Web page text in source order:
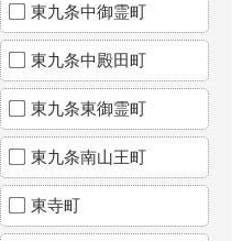
東九条中御霊町
東九条中殿田町
東九条東御霊町
東九条南山王町
東寺町